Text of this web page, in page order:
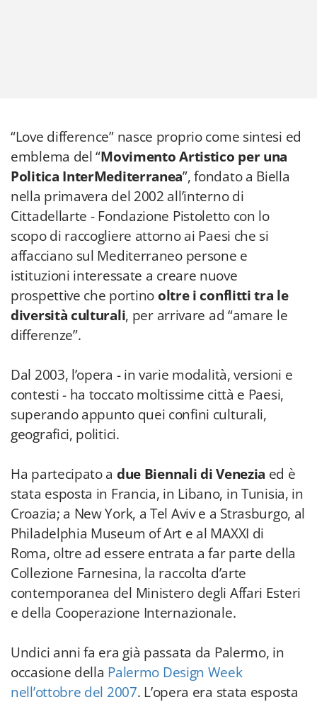
“Love difference” nasce proprio come sintesi ed
emblema del “Movimento Artistico per una
Politica InterMediterranea”, fondato a Biella
nella primavera del 2002 all’interno di
Cittadellarte - Fondazione Pistoletto con lo
scopo di raccogliere attorno ai Paesi che si
affacciano sul Mediterraneo persone e
istituzioni interessate a creare nuove
prospettive che portino oltre i conflitti tra le
diversità culturali, per arrivare ad “amare le
differenze”.
Dal 2003, l’opera - in varie modalità, versioni e
contesti - ha toccato moltissime città e Paesi,
superando appunto quei confini culturali,
geografici, politici.
Ha partecipato a due Biennali di Venezia ed è
stata esposta in Francia, in Libano, in Tunisia, in
Croazia; a New York, a Tel Aviv e a Strasburgo, al
Philadelphia Museum of Art e al MAXXI di
Roma, oltre ad essere entrata a far parte della
Collezione Farnesina, la raccolta d’arte
contemporanea del Ministero degli Affari Esteri
e della Cooperazione Internazionale.
Undici anni fa era già passata da Palermo, in
occasione della Palermo Design Week
nell’ottobre del 2007. L’opera era stata esposta